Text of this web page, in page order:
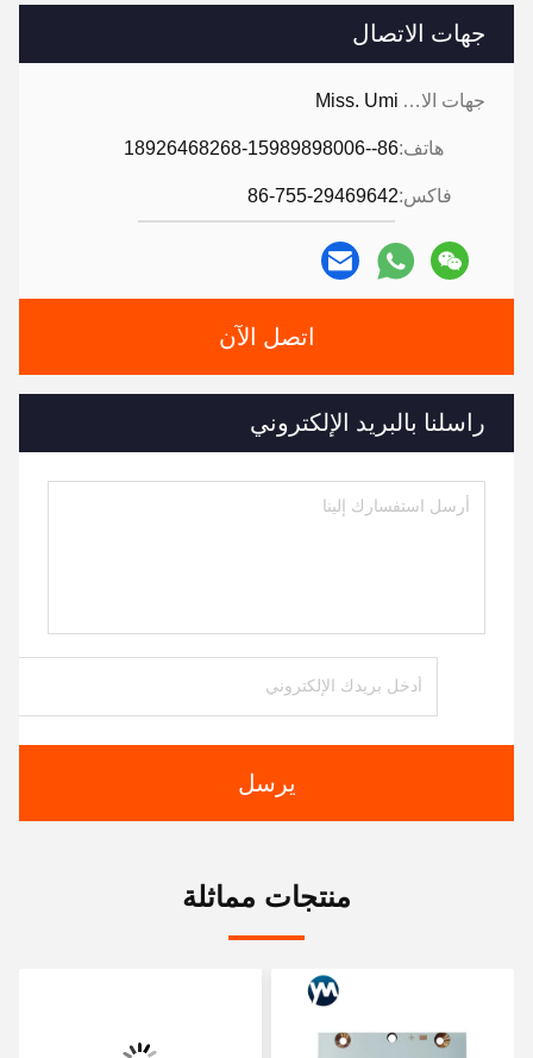
جهات الاتصال
جهات الاتصال: Miss. Umi
هاتف:86--18926468268-15989898006
فاكس:86-755-29469642
اتصل الآن
راسلنا بالبريد الإلكتروني
يرسل
منتجات مماثلة